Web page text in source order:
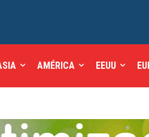
AMÉRICA EEUU